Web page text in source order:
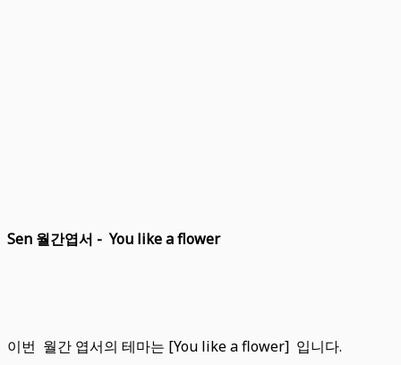
Sen 월간엽서 - You like a flower
이번 월간 엽서의 테마는 [You like a flower] 입니다.